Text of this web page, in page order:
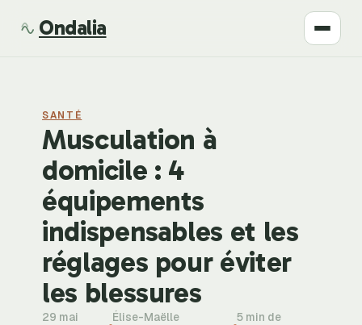
Ondalia
Beauté
Développement
Mode
Bien-être
SANTÉ
Musculation à
domicile : 4
équipements
indispensables et les
réglages pour éviter
les blessures
29 mai
Élise-Maëlle
5 min de